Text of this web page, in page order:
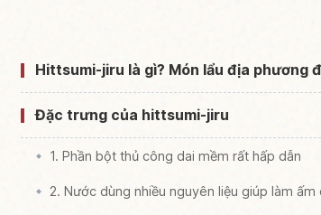
Hittsumi-jiru là gì? Món lẩu địa
Đặc trưng của hittsumi-jiru
1. Phần bột thủ công dai mềm rất hấp dẫn
2. Nước dùng nhiều nguyên liệu giúp làm ấm